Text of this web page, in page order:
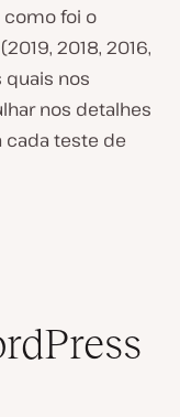
foi o
2018, 2016,
quais nos
nos detalhes
cada teste de